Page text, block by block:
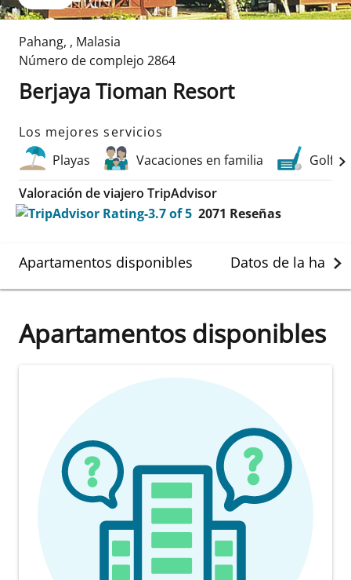
Pahang, , Malasia
Número de complejo 2864
Berjaya Tioman Resort
Los mejores servicios
Playas
Vacaciones en familia
Golf
Valoración de viajero TripAdvisor
2071 Reseñas
Apartamentos disponibles Datos de la
Apartamentos disponibles